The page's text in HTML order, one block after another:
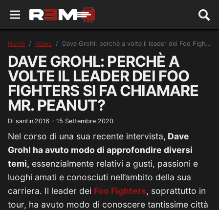
Home News Dave Grohl: perchè a volte il leader dei Foo Fighters si fa chiamare Mr. Peanut?
DAVE GROHL: PERCHÈ A
VOLTE IL LEADER DEI FOO
FIGHTERS SI FA CHIAMARE
MR. PEANUT?
Di santini2016 - 15 Settembre 2020
Nel corso di una sua recente intervista, Dave
Grohl ha avuto modo di approfondire diversi
temi, essenzialmente relativi a gusti, passioni e
luoghi amati e conosciuti nell’ambito della sua
carriera. Il leader dei Foo Fighters, soprattutto in
tour, ha avuto modo di conoscere tantissime città